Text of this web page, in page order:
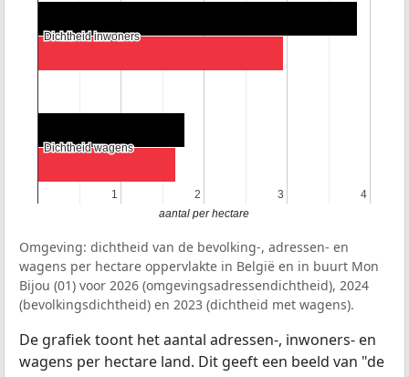
1
1 2
2 3
3 4
4
Dichtheid inwoners
Dichtheid inwoners
Dichtheid wagens
Dichtheid wagens
aantal per hectare
Omgeving: dichtheid van de bevolking-, adressen- en
wagens per hectare oppervlakte in België en in buurt Mon
Bijou (01) voor 2026 (omgevingsadressendichtheid), 2024
(bevolkingsdichtheid) en 2023 (dichtheid met wagens).
De grafiek toont het aantal adressen-, inwoners- en
wagens per hectare land. Dit geeft een beeld van "de